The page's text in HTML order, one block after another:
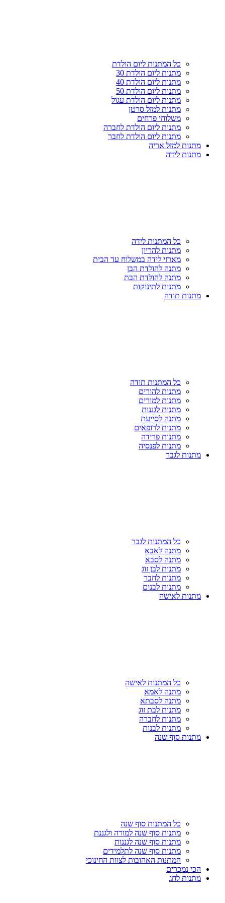
כל המתנות ליום הולדת
מתנות ליום הולדת 30
מתנות ליום הולדת 40
מתנות ליום הולדת 50
מתנות ליום הולדת עגול
מתנות למזל סרטן
משלוחי פרחים
מתנות ליום הולדת לחברה
מתנות ליום הולדת לחבר
מתנות למזל אריה
מתנות לידה
כל המתנות לידה
מתנות להריון
מארזי לידה במשלוח עד הבית
מתנה להולדת הבן
מתנה להולדת הבת
מתנות לתינוקות
מתנות תודה
כל המתנות תודה
מתנות להורים
מתנות למורים
מתנות לגננות
מתנה לסייעת
מתנות לרופאים
מתנות פרידה
מתנות לפנסיה
מתנות לגבר
כל המתנות לגבר
מתנה לאבא
מתנה לסבא
מתנות לבן זוג
מתנות לחבר
מתנות לבנים
מתנות לאישה
כל המתנות לאישה
מתנה לאמא
מתנה לסבתא
מתנות לבת זוג
מתנות לחברה
מתנות לבנות
מתנות סוף שנה
כל המתנות סוף שנה
מתנות סוף שנה למורה ולגננת
מתנות סוף שנה לגננות
מתנות סוף שנה לתלמידים
המתנות האהובות לצוות החינוכי
הכי נמכרים
מתנות לחג